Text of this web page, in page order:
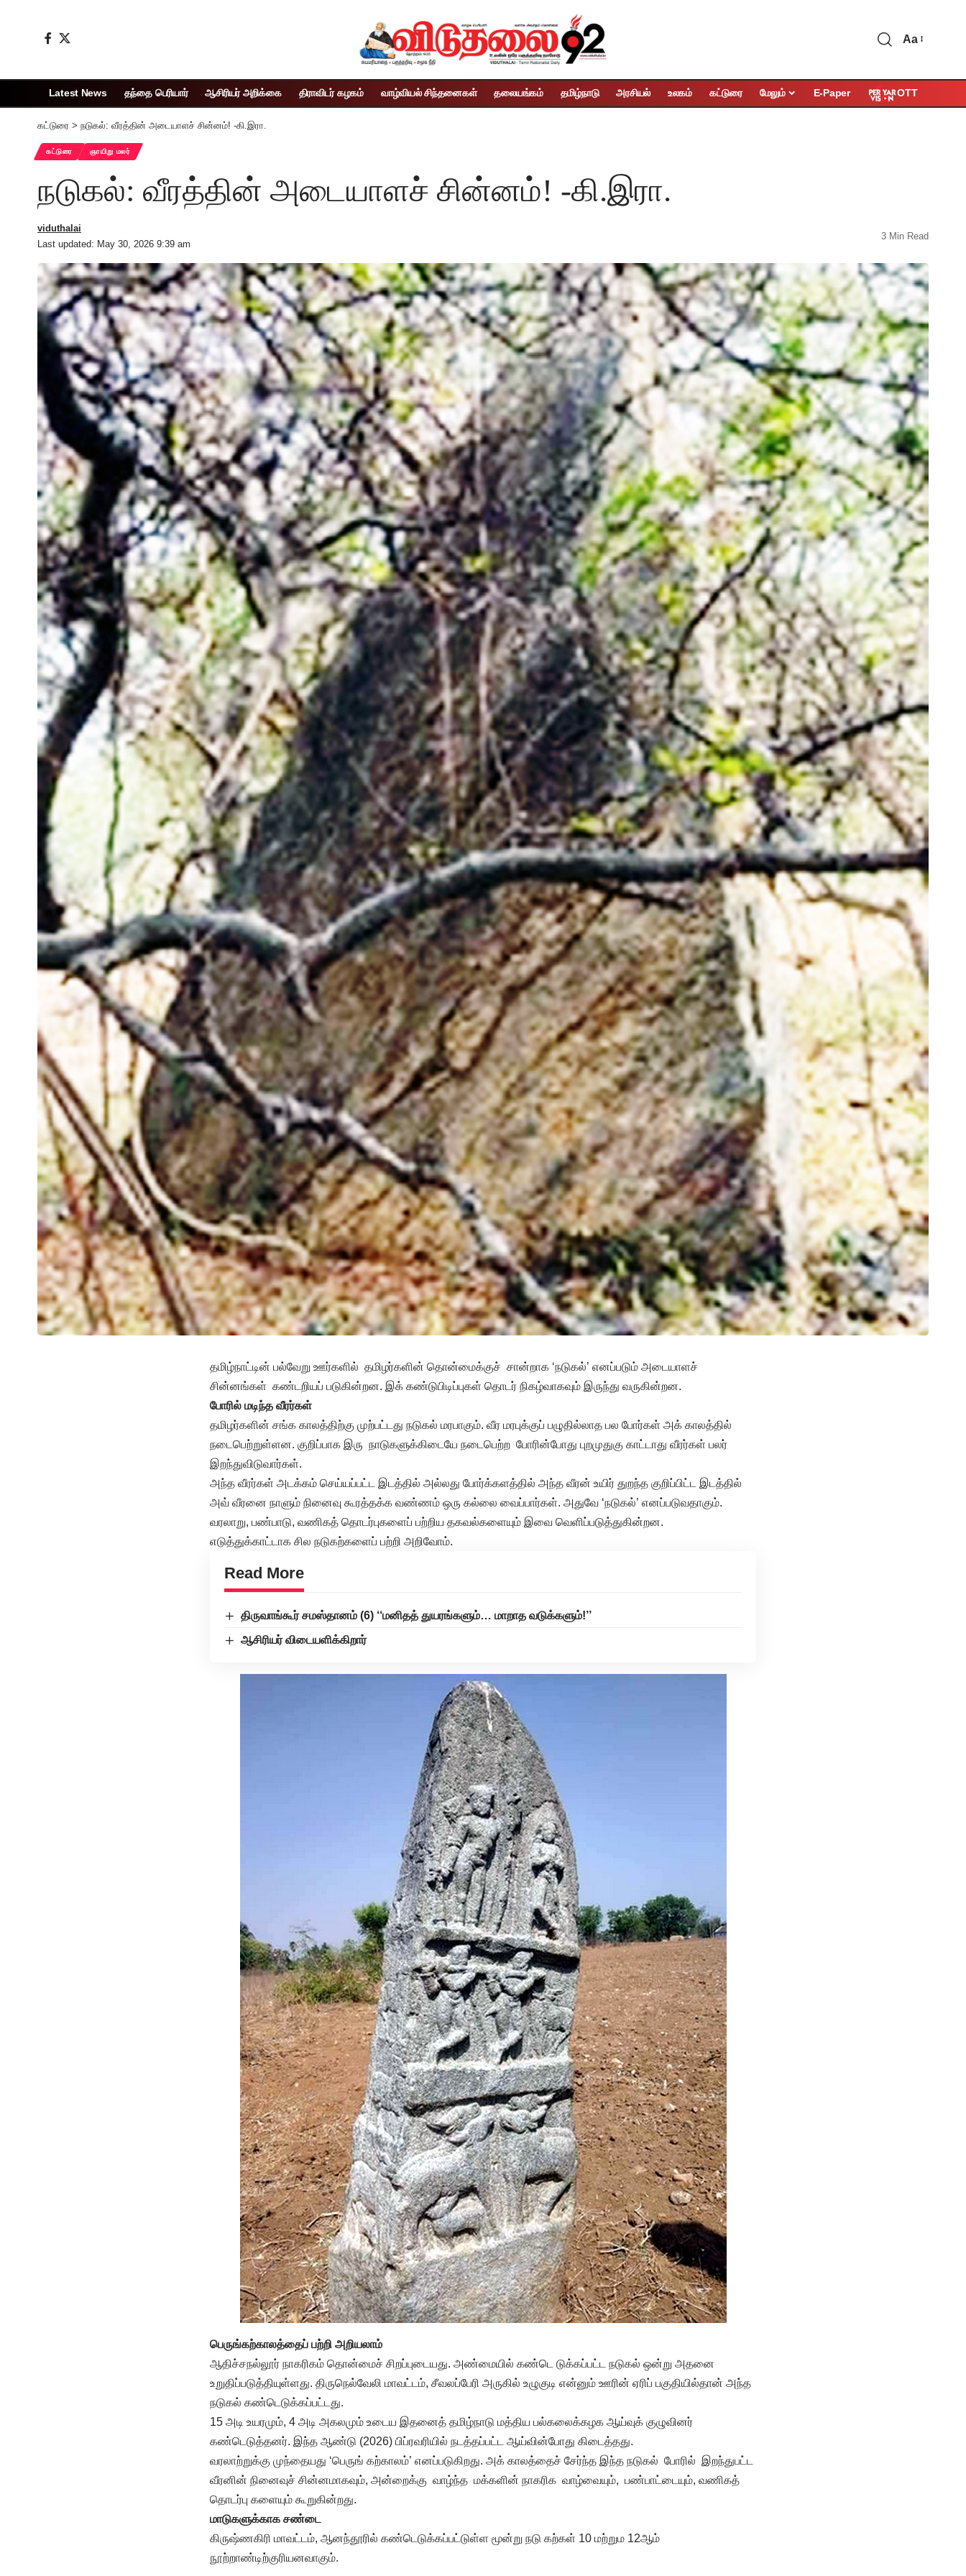
Aa
Latest News தந்தை பெரியார் ஆசிரியர் அறிக்கை திராவிடர் கழகம் வாழ்வியல் சிந்தனைகள் தலையங்கம் தமிழ்நாடு அரசியல் உலகம் கட்டுரை மேலும் E-Paper OTT
கட்டுரை > நடுகல்: வீரத்தின் அடையாளச் சின்னம்! -கி.இரா.
கட்டுரை ஞாயிறு மலர்
நடுகல்: வீரத்தின் அடையாளச் சின்னம்! -கி.இரா.
Last updated: May 30, 2026 9:39 am
viduthalai
3 Min Read
தமிழ்நாட்டின் பல்வேறு ஊர்களில் தமிழர்களின் தொன்மைக்குச் சான்றாக ‘நடுகல்’ எனப்படும் அடையாளச்
சின்னங்கள் கண்டறியப் படுகின்றன. இக் கண்டுபிடிப்புகள் தொடர் நிகழ்வாகவும் இருந்து வருகின்றன.
போரில் மடிந்த வீரர்கள்
தமிழர்களின் சங்க காலத்திற்கு முற்பட்டது நடுகல் மரபாகும். வீர மரபுக்குப் பழுதில்லாத பல போர்கள் அக் காலத்தில்
நடைபெற்றுள்ளன. குறிப்பாக இரு நாடுகளுக்கிடையே நடைபெற்ற போரின்போது புறமுதுகு காட்டாது வீரர்கள் பலர்
இறந்துவிடுவார்கள்.
அந்த வீரர்கள் அடக்கம் செய்யப்பட்ட இடத்தில் அல்லது போர்க்களத்தில் அந்த வீரன் உயிர் துறந்த குறிப்பிட்ட இடத்தில்
அவ் வீரனை நாளும் நினைவு கூரத்தக்க வண்ணம் ஒரு கல்லை வைப்பார்கள். அதுவே ‘நடுகல்’ எனப்படுவதாகும்.
வரலாறு, பண்பாடு, வணிகத் தொடர்புகளைப் பற்றிய தகவல்களையும் இவை வெளிப்படுத்துகின்றன.
எடுத்துக்காட்டாக சில நடுகற்களைப் பற்றி அறிவோம்.
Read More
திருவாங்கூர் சமஸ்தானம் (6) ‘‘மனிதத் துயரங்களும்… மாறாத வடுக்களும்!’’
ஆசிரியர் விடையளிக்கிறார்
பெருங்கற்காலத்தைப் பற்றி அறியலாம்
ஆதிச்சநல்லூர் நாகரிகம் தொன்மைச் சிறப்புடையது. அண்மையில் கண்டெ டுக்கப்பட்ட நடுகல் ஒன்று அதனை
உறுதிப்படுத்தியுள்ளது. திருநெல்வேலி மாவட்டம், சீவலப்பேரி அருகில் உழுகுடி என்னும் ஊரின் ஏரிப் பகுதியில்தான் அந்த
நடுகல் கண்டெடுக்கப்பட்டது.
15 அடி உயரமும், 4 அடி அகலமும் உடைய இதனைத் தமிழ்நாடு மத்திய பல்கலைக்கழக ஆய்வுக் குழுவினர்
கண்டெடுத்தனர். இந்த ஆண்டு (2026) பிப்ரவரியில் நடத்தப்பட்ட ஆய்வின்போது கிடைத்தது.
வரலாற்றுக்கு முந்தையது ‘பெருங் கற்காலம்’ எனப்படுகிறது. அக் காலத்தைச் சேர்ந்த இந்த நடுகல் போரில் இறந்துபட்ட
வீரனின் நினைவுச் சின்னமாகவும், அன்றைக்கு வாழ்ந்த மக்களின் நாகரிக வாழ்வையும், பண்பாட்டையும், வணிகத்
தொடர்பு களையும் கூறுகின்றது.
மாடுகளுக்காக சண்டை
கிருஷ்ணகிரி மாவட்டம், ஆனந்தூரில் கண்டெடுக்கப்பட்டுள்ள மூன்று நடு கற்கள் 10 மற்றும 12ஆம்
நூற்றாண்டிற்குரியனவாகும்.